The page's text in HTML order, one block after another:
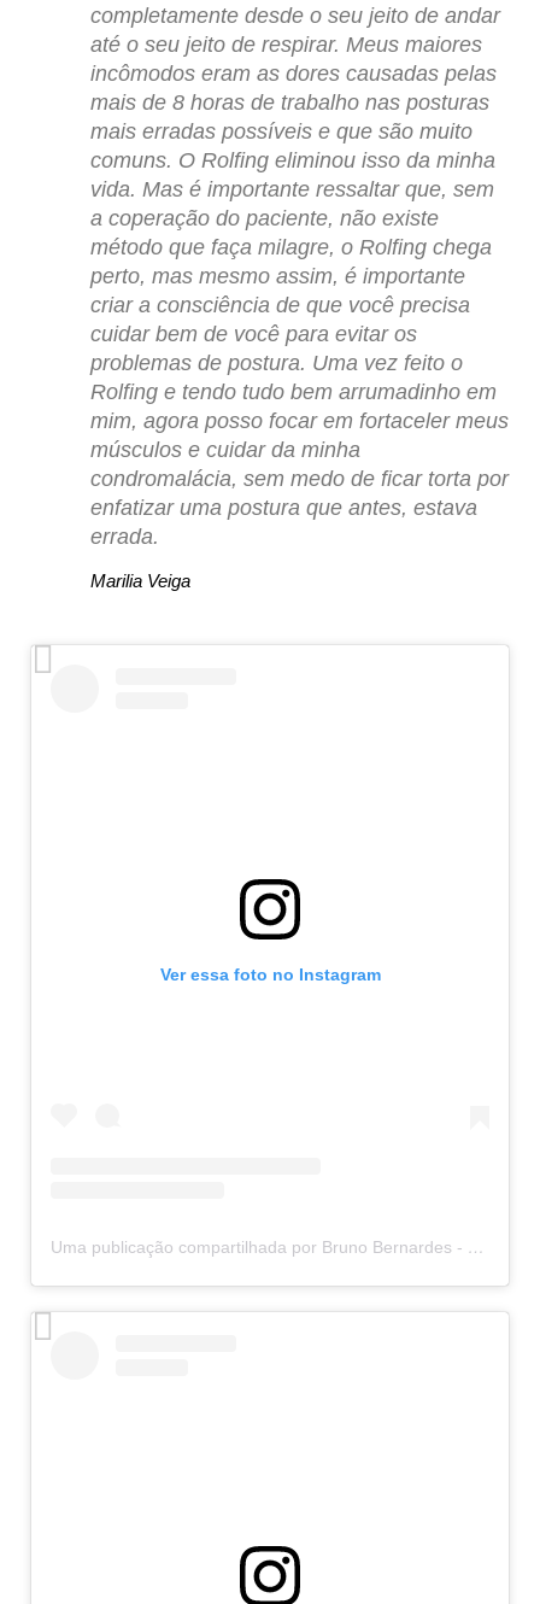
completamente desde o seu jeito de andar
até o seu jeito de respirar. Meus maiores
incômodos eram as dores causadas pelas
mais de 8 horas de trabalho nas posturas
mais erradas possíveis e que são muito
comuns. O Rolfing eliminou isso da minha
vida. Mas é importante ressaltar que, sem
a coperação do paciente, não existe
método que faça milagre, o Rolfing chega
perto, mas mesmo assim, é importante
criar a consciência de que você precisa
cuidar bem de você para evitar os
problemas de postura. Uma vez feito o
Rolfing e tendo tudo bem arrumadinho em
mim, agora posso focar em fortaceler meus
músculos e cuidar da minha
condromalácia, sem medo de ficar torta por
enfatizar uma postura que antes, estava
errada.
Marilia Veiga
Ver essa foto no Instagram
Uma publicação compartilhada por Bruno Bernardes - Rolfing IE (@rolfingcombruno)